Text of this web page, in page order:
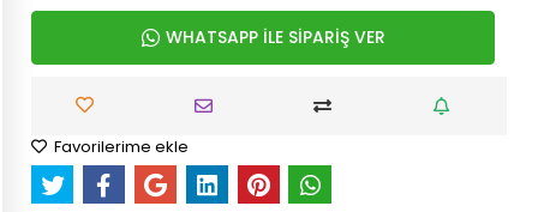
WHATSAPP İLE SİPARİŞ VER
Favorilerime ekle